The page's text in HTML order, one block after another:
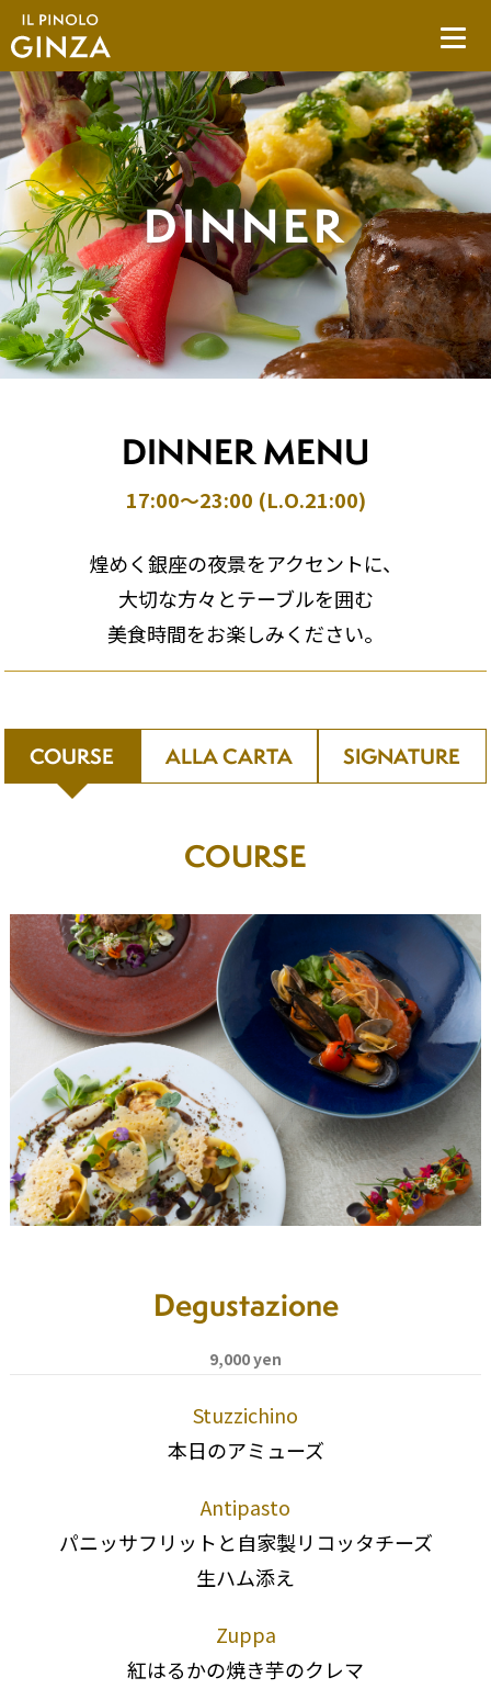
DINNER
DINNER MENU
17:00～23:00 (L.O.21:00)
煌めく銀座の夜景をアクセントに、
大切な方々とテーブルを囲む
美食時間をお楽しみください。
COURSE ALLA CARTA SIGNATURE
COURSE
Degustazione
9,000 yen
Stuzzichino
本日のアミューズ
Antipasto
パニッサフリットと自家製リコッタチーズ
生ハム添え
Zuppa
紅はるかの焼き芋のクレマ